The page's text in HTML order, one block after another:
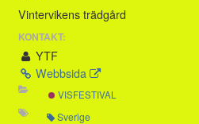
Vintervikens trädgård
KONTAKT:
YTF
Webbsida
VISFESTIVAL
Sverige